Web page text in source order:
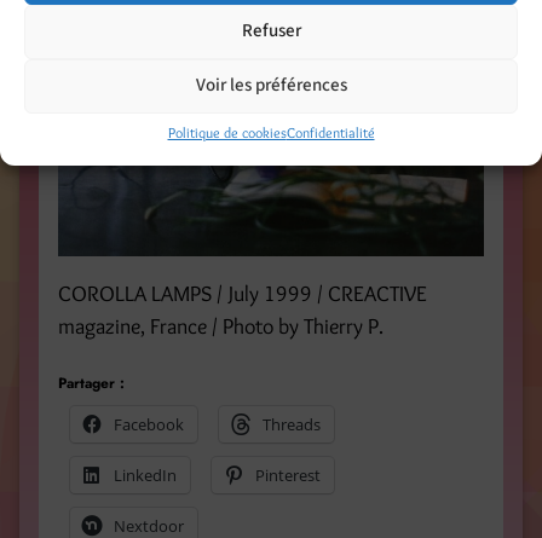
Refuser
Voir les préférences
Politique de cookiesConfidentialité
COROLLA LAMPS / July 1999 / CREACTIVE
magazine, France / Photo by Thierry P.
Partager :
Facebook
Threads
LinkedIn Pinterest
Nextdoor